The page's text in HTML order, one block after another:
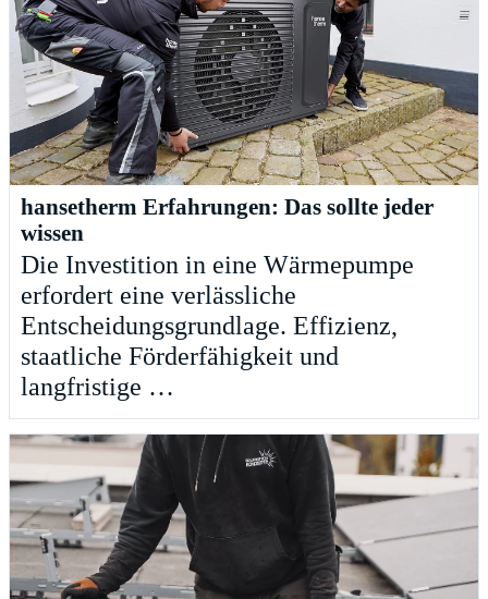
hansetherm Erfahrungen: Das sollte jeder
wissen
Die Investition in eine Wärmepumpe
erfordert eine verlässliche
Entscheidungsgrundlage. Effizienz,
staatliche Förderfähigkeit und
langfristige …